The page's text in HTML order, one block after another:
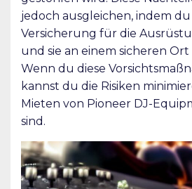
jedoch ausgleichen, indem du
Versicherung für die
und sie an einem sicheren
Wenn du diese
kannst du die Risiken
Mieten von Pioneer DJ-
sind.